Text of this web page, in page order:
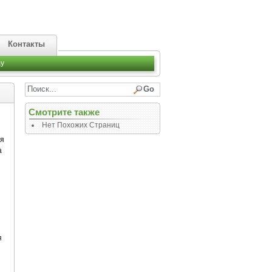
Контакты
Смотрите также
Нет Похожих Страниц